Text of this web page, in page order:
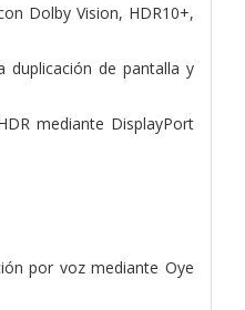
Dolby Vision, HDR10+,
duplicación de pantalla y
mediante DisplayPort
por voz mediante Oye